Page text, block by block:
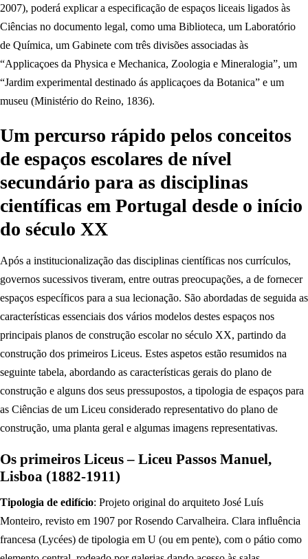
2007), poderá explicar a especificação de espaços liceais ligados às
Ciências no documento legal, como uma Biblioteca, um Laboratório
de Química, um Gabinete com três divisões associadas às
“Applicaçoes da Physica e Mechanica, Zoologia e Mineralogia”, um
“Jardim experimental destinado ás applicaçoes da Botanica” e um
museu (Ministério do Reino, 1836).
Um percurso rápido pelos conceitos
de espaços escolares de nível
secundário para as disciplinas
científicas em Portugal desde o início
do século XX
Após a institucionalização das disciplinas científicas nos currículos,
governos sucessivos tiveram, entre outras preocupações, a de fornecer
espaços específicos para a sua lecionação. São abordadas de seguida as
características essenciais dos vários modelos destes espaços nos
principais planos de construção escolar no século XX, partindo da
construção dos primeiros Liceus. Estes aspetos estão resumidos na
seguinte tabela, abordando as características gerais do plano de
construção e alguns dos seus pressupostos, a tipologia de espaços para
as Ciências de um Liceu considerado representativo do plano de
construção, uma planta geral e algumas imagens representativas.
Os primeiros Liceus – Liceu Passos Manuel,
Lisboa (1882-1911)
Tipologia de edifício: Projeto original do arquiteto José Luís
Monteiro, revisto em 1907 por Rosendo Carvalheira. Clara influência
francesa (Lycées) de tipologia em U (ou em pente), com o pátio como